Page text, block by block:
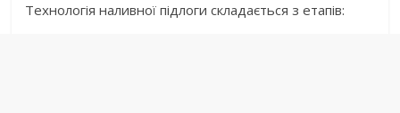
Технологія наливної підлоги складається з етапів: